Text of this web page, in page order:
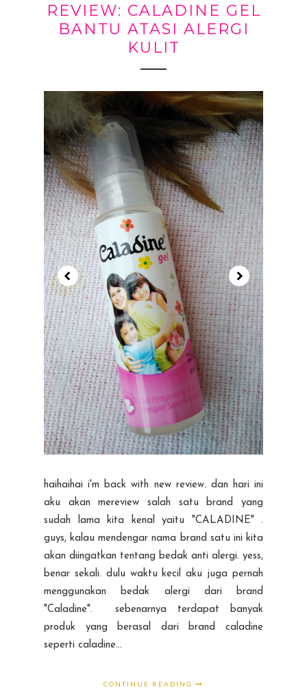
REVIEW: CALADINE GEL
BANTU ATASI ALERGI
KULIT
haihaihai i'm back with new review. dan hari ini
aku akan mereview salah satu brand yang
sudah lama kita kenal yaitu "CALADINE" .
guys, kalau mendengar nama brand satu ini kita
akan diingatkan tentang bedak anti alergi. yess,
benar sekali. dulu waktu kecil aku juga pernah
menggunakan bedak alergi dari brand
"Caladine". sebenarnya terdapat banyak
produk yang berasal dari brand caladine
seperti caladine...
CONTINUE READING